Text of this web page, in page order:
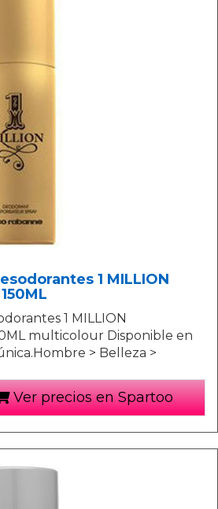
1 MILLION
1 MILLION
multicolour Disponible en
> Belleza >
Ver precios en Spartoo